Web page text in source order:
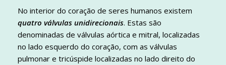
No interior do coração de seres humanos existem
quatro válvulas unidirecionais. Estas são
denominadas de válvulas aórtica e mitral, localizadas
no lado esquerdo do coração, com as válvulas
pulmonar e tricúspide localizadas no lado direito do